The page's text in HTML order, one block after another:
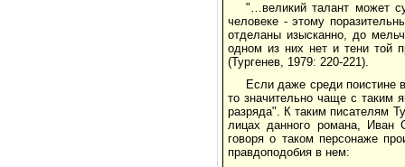
"…великий талант может
человеке - этому
отделаны изысканно, до
одном из них нет и тени той
(Тургенев, 1979: 220-221).
Если даже среди поистине
то значительно чаще с таким
разряда". К таким писателям
лицах данного романа, Иван
говоря о таком персонаже
правдоподобия в нем: